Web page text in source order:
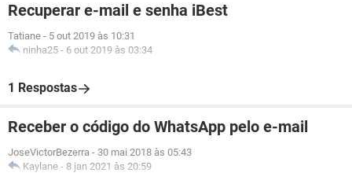
Recuperar e-mail e senha iBest
Tatiane - 5 out 2019 às 10:31
ninha25 - 6 out 2019 às 03:34
1 Respostas
Receber o código do WhatsApp pelo e-mail
JoseVictorBezerra - 30 mai 2018 às 05:43
Kaylane - 8 jan 2021 às 20:59